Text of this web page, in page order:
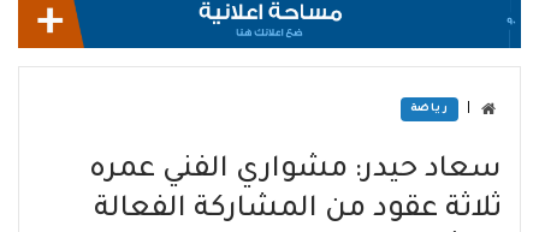
رياضة
سعاد حيدر: مشواري الفني عمره
ثلاثة عقود من المشاركة الفعالة